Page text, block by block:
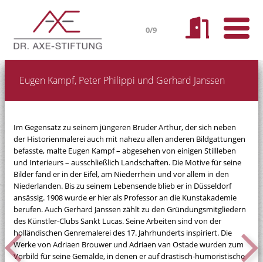
0/9
Eugen Kampf, Peter Philippi und Gerhard Janssen
Im Gegensatz zu seinem jüngeren Bruder Arthur, der sich neben
der Historienmalerei auch mit nahezu allen anderen Bildgattungen
befasste, malte Eugen Kampf – abgesehen von einigen Stillleben
und Interieurs – ausschließlich Landschaften. Die Motive für seine
Bilder fand er in der Eifel, am Niederrhein und vor allem in den
Niederlanden. Bis zu seinem Lebensende blieb er in Düsseldorf
ansässig. 1908 wurde er hier als Professor an die Kunstakademie
berufen. Auch Gerhard Janssen zählt zu den Gründungsmitgliedern
des Künstler-Clubs Sankt Lucas. Seine Arbeiten sind von der
holländischen Genremalerei des 17. Jahrhunderts inspiriert. Die
Werke von Adriaen Brouwer und Adriaen van Ostade wurden zum
Vorbild für seine Gemälde, in denen er auf drastisch-humoristische